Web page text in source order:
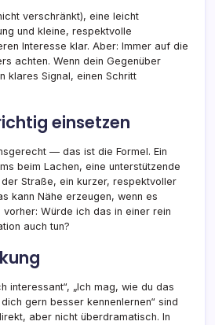
verschränkt), eine leicht
und kleine, respektvolle
Interesse klar. Aber: Immer auf die
achten. Wenn dein Gegenüber
klares Signal, einen Schritt
einsetzen
— das ist die Formel. Ein
beim Lachen, eine unterstützende
Straße, ein kurzer, respektvoller
kann Nähe erzeugen, wenn es
Würde ich das in einer rein
auch tun?
interessant“, „Ich mag, wie du das
gern besser kennenlernen“ sind
aber nicht überdramatisch. In